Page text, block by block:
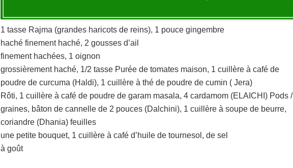
1 tasse Rajma (grandes haricots de reins), 1 pouce gingembre
haché finement haché, 2 gousses d’ail
finement hachées, 1 oignon
grossièrement haché, 1/2 tasse Purée de tomates maison, 1 cuillère à café de
poudre de curcuma (Haldi), 1 cuillère à thé de poudre de cumin ( Jera)
Rôti, 1 cuillère à café de poudre de garam masala, 4 cardamom (ELAICHI) Pods /
graines, bâton de cannelle de 2 pouces (Dalchini), 1 cuillère à soupe de beurre,
coriandre (Dhania) feuilles
une petite bouquet, 1 cuillère à café d’huile de tournesol, de sel
à goût